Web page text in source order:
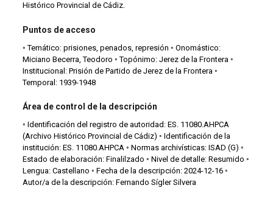
Histórico Provincial de Cádiz.
Puntos de acceso
◦ Temático: prisiones, penados, represión ◦ Onomástico:
Miciano Becerra, Teodoro ◦ Topónimo: Jerez de la Frontera ◦
Institucional: Prisión de Partido de Jerez de la Frontera ◦
Temporal: 1939-1948
Área de control de la descripción
◦ Identificación del registro de autoridad: ES. 11080.AHPCA
(Archivo Histórico Provincial de Cádiz) ◦ Identificación de la
institución: ES. 11080.AHPCA ◦ Normas archivísticas: ISAD (G) ◦
Estado de elaboración: Finalilzado ◦ Nivel de detalle: Resumido ◦
Lengua: Castellano ◦ Fecha de la descripción: 2024-12-16 ◦
Autor/a de la descripción: Fernando Sígler Silvera